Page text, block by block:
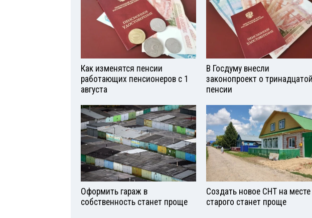
Как изменятся пенсии
работающих пенсионеров с 1
августа
В Госдуму внесли
законопроект о тринадцатой
пенсии
Оформить гараж в
собственность станет проще
Создать новое СНТ на месте
старого станет проще